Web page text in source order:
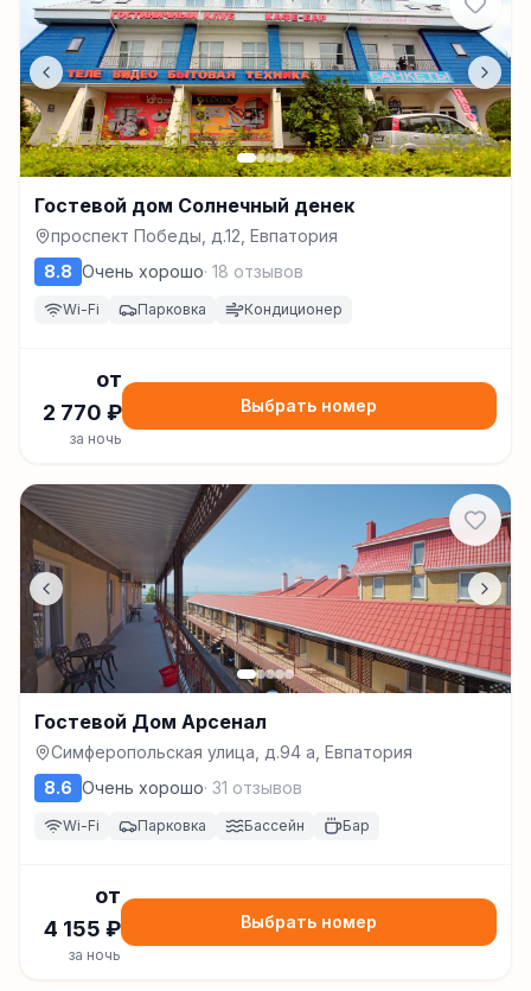
Гостевой дом Солнечный денек
проспект Победы, д.12, Евпатория
8.8 Очень хорошо· 18 отзывов
Wi-Fi Парковка Кондиционер
от
2 770 ₽
за ночь
Выбрать номер
Гостевой Дом Арсенал
Симферопольская улица, д.94 а, Евпатория
8.6 Очень хорошо· 31 отзывов
Wi-Fi Парковка Бассейн Бар
от
4 155 ₽
за ночь
Выбрать номер